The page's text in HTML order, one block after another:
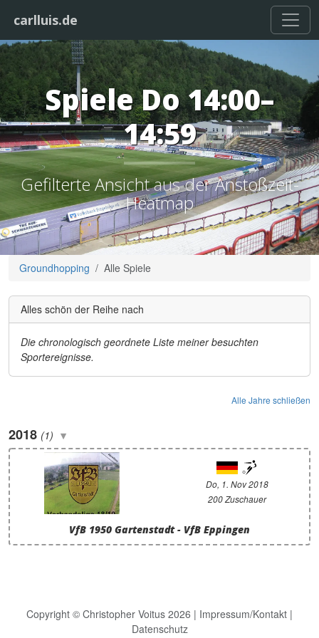
carlluis.de
Spiele Do 14:00–
14:59
Gefilterte Ansicht aus der Anstoßzeit-
Heatmap
Groundhopping Alle Spiele
Alles schön der Reihe nach
Die chronologisch geordnete Liste meiner besuchten
Sportereignisse.
Alle Jahre schließen
2018 (1)
Do, 1. Nov 2018
200 Zuschauer
VfB 1950 Gartenstadt - VfB Eppingen
Copyright © Christopher Voitus 2026 | Impressum/Kontakt |
Datenschutz